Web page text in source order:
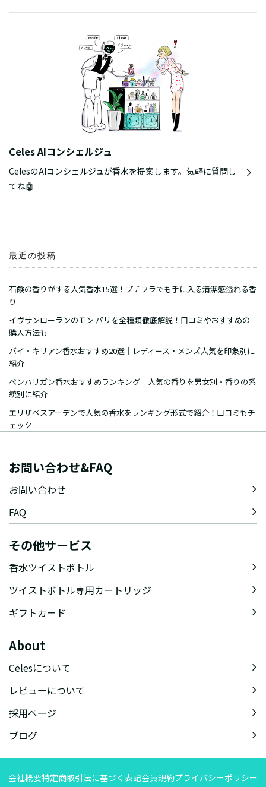
Celes AIコンシェルジュ
CelesのAIコンシェルジュが香水を提案します。気軽に質問し
てね🤖
最近の投稿
石鹸の香りがする人気香水15選！プチプラでも手に入る清潔感溢れる香
り
イヴサンローランのモン パリを全種類徹底解説！口コミやおすすめの
購入方法も
バイ・キリアン香水おすすめ20選｜レディース・メンズ人気を印象別に
紹介
ペンハリガン香水おすすめランキング｜人気の香りを男女別・香りの系
統別に紹介
エリザベスアーデンで人気の香水をランキング形式で紹介！口コミもチ
ェック
お問い合わせ&FAQ
お問い合わせ
FAQ
その他サービス
香水ツイストボトル
ツイストボトル専用カートリッジ
ギフトカード
About
Celesについて
レビューについて
採用ページ
ブログ
会社概要特定商取引法に基づく表記会員規約プライバシーポリシー